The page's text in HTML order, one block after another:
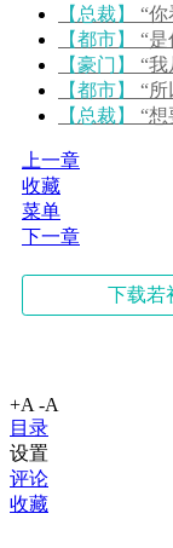
【总裁】
“
【都市】
“
【豪门】
“
【都市】
“
【总裁】
“
上一章
收藏
菜单
下一章
下载若
+A -A
目录
设置
评论
收藏